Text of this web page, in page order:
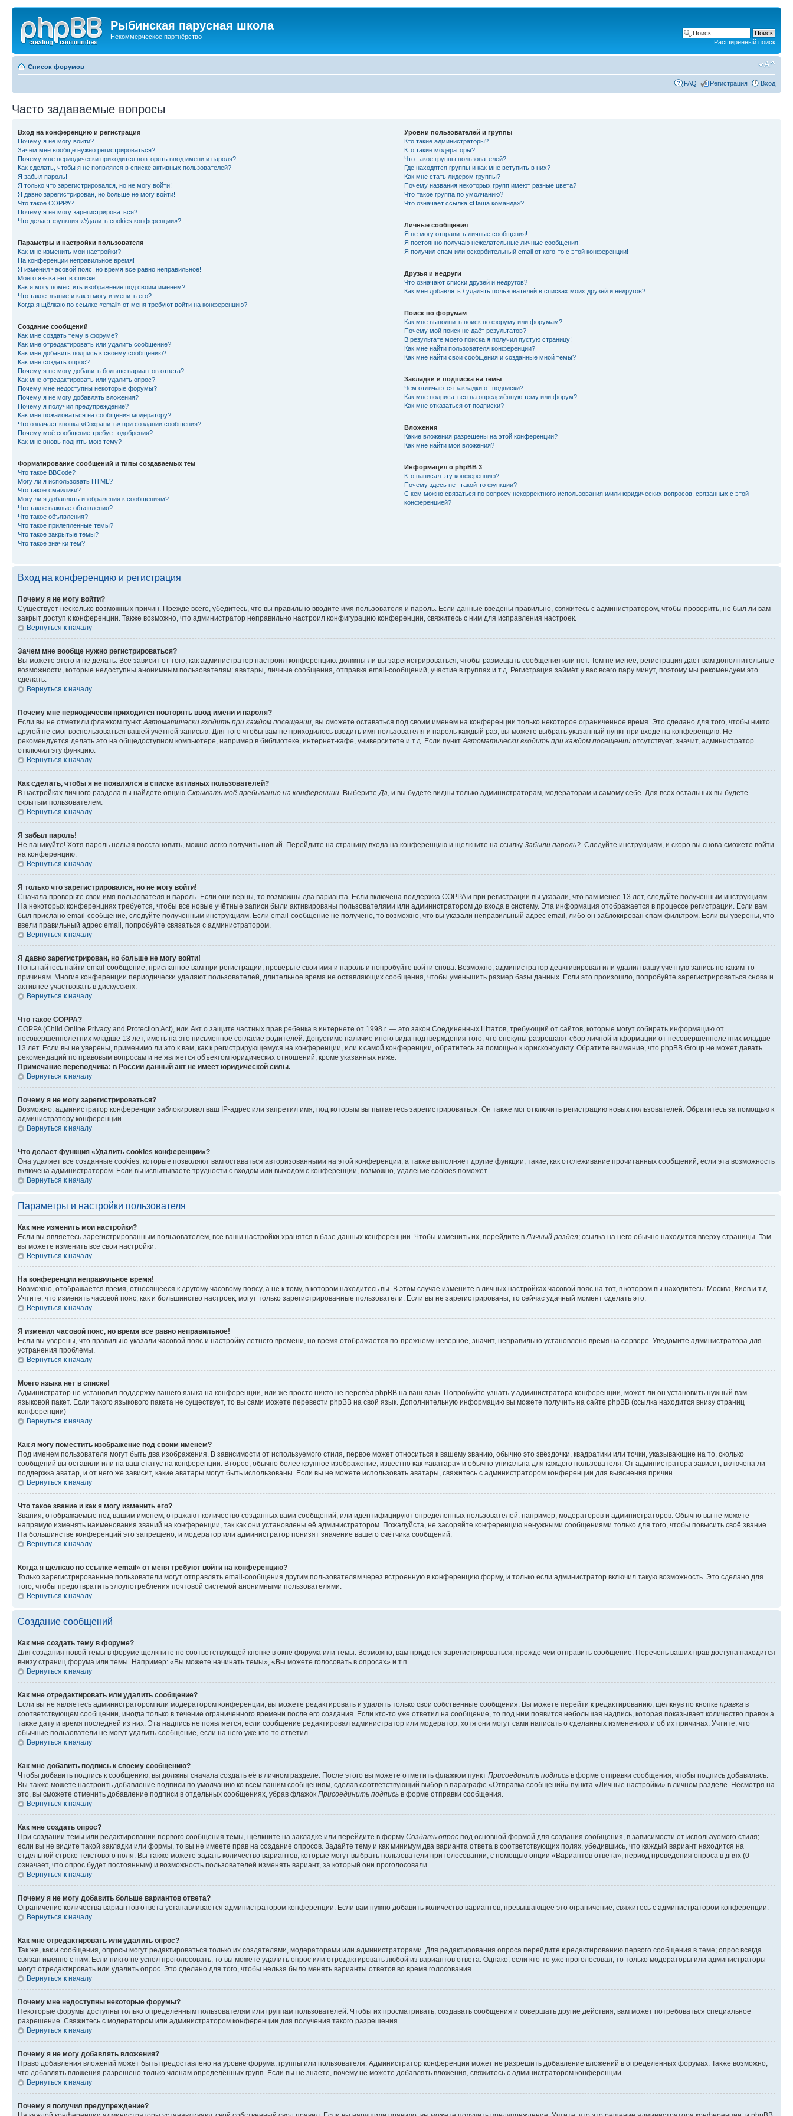
Рыбинская парусная школа
Некоммерческое партнёрство
Расширенный поиск
Список форумов
FAQ Регистрация Вход
Часто задаваемые вопросы
Вход на конференцию и регистрация
Почему я не могу войти?
Зачем мне вообще нужно регистрироваться?
Почему мне периодически приходится повторять ввод имени и пароля?
Как сделать, чтобы я не появлялся в списке активных пользователей?
Я забыл пароль!
Я только что зарегистрировался, но не могу войти!
Я давно зарегистрирован, но больше не могу войти!
Что такое COPPA?
Почему я не могу зарегистрироваться?
Что делает функция «Удалить cookies конференции»?
Параметры и настройки пользователя
Как мне изменить мои настройки?
На конференции неправильное время!
Я изменил часовой пояс, но время все равно неправильное!
Моего языка нет в списке!
Как я могу поместить изображение под своим именем?
Что такое звание и как я могу изменить его?
Когда я щёлкаю по ссылке «email» от меня требуют войти на конференцию?
Создание сообщений
Как мне создать тему в форуме?
Как мне отредактировать или удалить сообщение?
Как мне добавить подпись к своему сообщению?
Как мне создать опрос?
Почему я не могу добавить больше вариантов ответа?
Как мне отредактировать или удалить опрос?
Почему мне недоступны некоторые форумы?
Почему я не могу добавлять вложения?
Почему я получил предупреждение?
Как мне пожаловаться на сообщения модератору?
Что означает кнопка «Сохранить» при создании сообщения?
Почему моё сообщение требует одобрения?
Как мне вновь поднять мою тему?
Форматирование сообщений и типы создаваемых тем
Что такое BBCode?
Могу ли я использовать HTML?
Что такое смайлики?
Могу ли я добавлять изображения к сообщениям?
Что такое важные объявления?
Что такое объявления?
Что такое прилепленные темы?
Что такое закрытые темы?
Что такое значки тем?
Уровни пользователей и группы
Кто такие администраторы?
Кто такие модераторы?
Что такое группы пользователей?
Где находятся группы и как мне вступить в них?
Как мне стать лидером группы?
Почему названия некоторых групп имеют разные цвета?
Что такое группа по умолчанию?
Что означает ссылка «Наша команда»?
Личные сообщения
Я не могу отправить личные сообщения!
Я постоянно получаю нежелательные личные сообщения!
Я получил спам или оскорбительный email от кого-то с этой конференции!
Друзья и недруги
Что означают списки друзей и недругов?
Как мне добавлять / удалять пользователей в списках моих друзей и недругов?
Поиск по форумам
Как мне выполнить поиск по форуму или форумам?
Почему мой поиск не даёт результатов?
В результате моего поиска я получил пустую страницу!
Как мне найти пользователя конференции?
Как мне найти свои сообщения и созданные мной темы?
Закладки и подписка на темы
Чем отличаются закладки от подписки?
Как мне подписаться на определённую тему или форум?
Как мне отказаться от подписки?
Вложения
Какие вложения разрешены на этой конференции?
Как мне найти мои вложения?
Информация о phpBB 3
Кто написал эту конференцию?
Почему здесь нет такой-то функции?
С кем можно связаться по вопросу некорректного использования и/или юридических вопросов, связанных с этой
конференцией?
Вход на конференцию и регистрация
Почему я не могу войти?
Существует несколько возможных причин. Прежде всего, убедитесь, что вы правильно вводите имя пользователя и пароль. Если данные введены правильно, свяжитесь с администратором, чтобы проверить, не был ли вам
закрыт доступ к конференции. Также возможно, что администратор неправильно настроил конфигурацию конференции, свяжитесь с ним для исправления настроек.
Вернуться к началу
Зачем мне вообще нужно регистрироваться?
Вы можете этого и не делать. Всё зависит от того, как администратор настроил конференцию: должны ли вы зарегистрироваться, чтобы размещать сообщения или нет. Тем не менее, регистрация дает вам дополнительные
возможности, которые недоступны анонимным пользователям: аватары, личные сообщения, отправка email-сообщений, участие в группах и т.д. Регистрация займёт у вас всего пару минут, поэтому мы рекомендуем это
сделать.
Вернуться к началу
Почему мне периодически приходится повторять ввод имени и пароля?
Если вы не отметили флажком пункт Автоматически входить при каждом посещении , вы сможете оставаться под своим именем на конференции только некоторое ограниченное время. Это сделано для того, чтобы никто
другой не смог воспользоваться вашей учётной записью. Для того чтобы вам не приходилось вводить имя пользователя и пароль каждый раз, вы можете выбрать указанный пункт при входе на конференцию. Не
рекомендуется делать это на общедоступном компьютере, например в библиотеке, интернет-кафе, университете и т.д. Если пункт Автоматически входить при каждом посещении отсутствует, значит, администратор
отключил эту функцию.
Вернуться к началу
Как сделать, чтобы я не появлялся в списке активных пользователей?
В настройках личного раздела вы найдете опцию Скрывать моё пребывание на конференции . Выберите Да , и вы будете видны только администраторам, модераторам и самому себе. Для всех остальных вы будете
скрытым пользователем.
Вернуться к началу
Я забыл пароль!
Не паникуйте! Хотя пароль нельзя восстановить, можно легко получить новый. Перейдите на страницу входа на конференцию и щелкните на ссылку Забыли пароль? . Следуйте инструкциям, и скоро вы снова сможете войти
на конференцию.
Вернуться к началу
Я только что зарегистрировался, но не могу войти!
Сначала проверьте свои имя пользователя и пароль. Если они верны, то возможны два варианта. Если включена поддержка COPPA и при регистрации вы указали, что вам менее 13 лет, следуйте полученным инструкциям.
На некоторых конференциях требуется, чтобы все новые учётные записи были активированы пользователями или администратором до входа в систему. Эта информация отображается в процессе регистрации. Если вам
был прислано email-сообщение, следуйте полученным инструкциям. Если email-сообщение не получено, то возможно, что вы указали неправильный адрес email, либо он заблокирован спам-фильтром. Если вы уверены, что
ввели правильный адрес email, попробуйте связаться с администратором.
Вернуться к началу
Я давно зарегистрирован, но больше не могу войти!
Попытайтесь найти email-сообщение, присланное вам при регистрации, проверьте свои имя и пароль и попробуйте войти снова. Возможно, администратор деактивировал или удалил вашу учётную запись по каким-то
причинам. Многие конференции периодически удаляют пользователей, длительное время не оставляющих сообщения, чтобы уменьшить размер базы данных. Если это произошло, попробуйте зарегистрироваться снова и
активнее участвовать в дискуссиях.
Вернуться к началу
Что такое COPPA?
COPPA (Child Online Privacy and Protection Act), или Акт о защите частных прав ребенка в интернете от 1998 г. — это закон Соединенных Штатов, требующий от сайтов, которые могут собирать информацию от
несовершеннолетних младше 13 лет, иметь на это письменное согласие родителей. Допустимо наличие иного вида подтверждения того, что опекуны разрешают сбор личной информации от несовершеннолетних младше
13 лет. Если вы не уверены, применимо ли это к вам, как к регистрирующемуся на конференции, или к самой конференции, обратитесь за помощью к юрисконсульту. Обратите внимание, что phpBB Group не может давать
рекомендаций по правовым вопросам и не является объектом юридических отношений, кроме указанных ниже.
Примечание переводчика: в России данный акт не имеет юридической силы.
Вернуться к началу
Почему я не могу зарегистрироваться?
Возможно, администратор конференции заблокировал ваш IP-адрес или запретил имя, под которым вы пытаетесь зарегистрироваться. Он также мог отключить регистрацию новых пользователей. Обратитесь за помощью к
администратору конференции.
Вернуться к началу
Что делает функция «Удалить cookies конференции»?
Она удаляет все созданные cookies, которые позволяют вам оставаться авторизованными на этой конференции, а также выполняет другие функции, такие, как отслеживание прочитанных сообщений, если эта возможность
включена администратором. Если вы испытываете трудности с входом или выходом с конференции, возможно, удаление cookies поможет.
Вернуться к началу
Параметры и настройки пользователя
Как мне изменить мои настройки?
Если вы являетесь зарегистрированным пользователем, все ваши настройки хранятся в базе данных конференции. Чтобы изменить их, перейдите в Личный раздел; ссылка на него обычно находится вверху страницы. Там
вы можете изменить все свои настройки.
Вернуться к началу
На конференции неправильное время!
Возможно, отображается время, относящееся к другому часовому поясу, а не к тому, в котором находитесь вы. В этом случае измените в личных настройках часовой пояс на тот, в котором вы находитесь: Москва, Киев и т.д.
Учтите, что изменять часовой пояс, как и большинство настроек, могут только зарегистрированные пользователи. Если вы не зарегистрированы, то сейчас удачный момент сделать это.
Вернуться к началу
Я изменил часовой пояс, но время все равно неправильное!
Если вы уверены, что правильно указали часовой пояс и настройку летнего времени, но время отображается по-прежнему неверное, значит, неправильно установлено время на сервере. Уведомите администратора для
устранения проблемы.
Вернуться к началу
Моего языка нет в списке!
Администратор не установил поддержку вашего языка на конференции, или же просто никто не перевёл phpBB на ваш язык. Попробуйте узнать у администратора конференции, может ли он установить нужный вам
языковой пакет. Если такого языкового пакета не существует, то вы сами можете перевести phpBB на свой язык. Дополнительную информацию вы можете получить на сайте phpBB (ссылка находится внизу страниц
конференции)
Вернуться к началу
Как я могу поместить изображение под своим именем?
Под именем пользователя могут быть два изображения. В зависимости от используемого стиля, первое может относиться к вашему званию, обычно это звёздочки, квадратики или точки, указывающие на то, сколько
сообщений вы оставили или на ваш статус на конференции. Второе, обычно более крупное изображение, известно как «аватара» и обычно уникальна для каждого пользователя. От администратора зависит, включена ли
поддержка аватар, и от него же зависит, какие аватары могут быть использованы. Если вы не можете использовать аватары, свяжитесь с администратором конференции для выяснения причин.
Вернуться к началу
Что такое звание и как я могу изменить его?
Звания, отображаемые под вашим именем, отражают количество созданных вами сообщений, или идентифицируют определенных пользователей: например, модераторов и администраторов. Обычно вы не можете
напрямую изменять наименования званий на конференции, так как они установлены её администратором. Пожалуйста, не засоряйте конференцию ненужными сообщениями только для того, чтобы повысить своё звание.
На большинстве конференций это запрещено, и модератор или администратор понизят значение вашего счётчика сообщений.
Вернуться к началу
Когда я щёлкаю по ссылке «email» от меня требуют войти на конференцию?
Только зарегистрированные пользователи могут отправлять email-сообщения другим пользователям через встроенную в конференцию форму, и только если администратор включил такую возможность. Это сделано для
того, чтобы предотвратить злоупотребления почтовой системой анонимными пользователями.
Вернуться к началу
Создание сообщений
Как мне создать тему в форуме?
Для создания новой темы в форуме щелкните по соответствующей кнопке в окне форума или темы. Возможно, вам придется зарегистрироваться, прежде чем отправить сообщение. Перечень ваших прав доступа находится
внизу страниц форума или темы. Например: «Вы можете начинать темы», «Вы можете голосовать в опросах» и т.п.
Вернуться к началу
Как мне отредактировать или удалить сообщение?
Если вы не являетесь администратором или модератором конференции, вы можете редактировать и удалять только свои собственные сообщения. Вы можете перейти к редактированию, щелкнув по кнопке правка в
соответствующем сообщении, иногда только в течение ограниченного времени после его создания. Если кто-то уже ответил на сообщение, то под ним появится небольшая надпись, которая показывает количество правок а
также дату и время последней из них. Эта надпись не появляется, если сообщение редактировал администратор или модератор, хотя они могут сами написать о сделанных изменениях и об их причинах. Учтите, что
обычные пользователи не могут удалить сообщение, если на него уже кто-то ответил.
Вернуться к началу
Как мне добавить подпись к своему сообщению?
Чтобы добавить подпись к сообщению, вы должны сначала создать её в личном разделе. После этого вы можете отметить флажком пункт Присоединить подпись в форме отправки сообщения, чтобы подпись добавилась.
Вы также можете настроить добавление подписи по умолчанию ко всем вашим сообщениям, сделав соответствующий выбор в параграфе «Отправка сообщений» пункта «Личные настройки» в личном разделе. Несмотря на
это, вы сможете отменить добавление подписи в отдельных сообщениях, убрав флажок Присоединить подпись в форме отправки сообщения.
Вернуться к началу
Как мне создать опрос?
При создании темы или редактировании первого сообщения темы, щёлкните на закладке или перейдите в форму Создать опрос под основной формой для создания сообщения, в зависимости от используемого стиля;
если вы не видите такой закладки или формы, то вы не имеете прав на создание опросов. Задайте тему и как минимум два варианта ответа в соответствующих полях, убедившись, что каждый вариант находится на
отдельной строке текстового поля. Вы также можете задать количество вариантов, которые могут выбрать пользователи при голосовании, с помощью опции «Вариантов ответа», период проведения опроса в днях (0
означает, что опрос будет постоянным) и возможность пользователей изменять вариант, за который они проголосовали.
Вернуться к началу
Почему я не могу добавить больше вариантов ответа?
Ограничение количества вариантов ответа устанавливается администратором конференции. Если вам нужно добавить количество вариантов, превышающее это ограничение, свяжитесь с администратором конференции.
Вернуться к началу
Как мне отредактировать или удалить опрос?
Так же, как и сообщения, опросы могут редактироваться только их создателями, модераторами или администраторами. Для редактирования опроса перейдите к редактированию первого сообщения в теме; опрос всегда
связан именно с ним. Если никто не успел проголосовать, то вы можете удалить опрос или отредактировать любой из вариантов ответа. Однако, если кто-то уже проголосовал, то только модераторы или администраторы
могут отредактировать или удалить опрос. Это сделано для того, чтобы нельзя было менять варианты ответов во время голосования.
Вернуться к началу
Почему мне недоступны некоторые форумы?
Некоторые форумы доступны только определённым пользователям или группам пользователей. Чтобы их просматривать, создавать сообщения и совершать другие действия, вам может потребоваться специальное
разрешение. Свяжитесь с модератором или администратором конференции для получения такого разрешения.
Вернуться к началу
Почему я не могу добавлять вложения?
Право добавления вложений может быть предоставлено на уровне форума, группы или пользователя. Администратор конференции может не разрешить добавление вложений в определенных форумах. Также возможно,
что добавлять вложения разрешено только членам определённых групп. Если вы не знаете, почему не можете добавлять вложения, свяжитесь с администратором конференции.
Вернуться к началу
Почему я получил предупреждение?